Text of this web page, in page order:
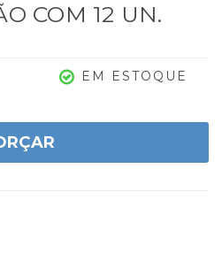
COM 12 UN.
EM ESTOQUE